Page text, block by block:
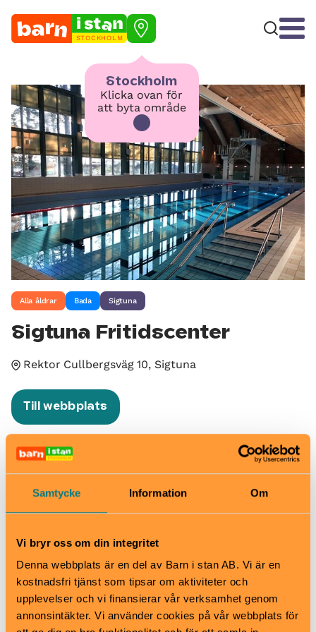
Samtycke Information Om
Vi bryr oss om din integritet
Denna webbplats är en del av Barn i stan AB. Vi är en
kostnadsfri tjänst som tipsar om aktiviteter och
upplevelser och vi finansierar vår verksamhet genom
annonsintäkter. Vi använder cookies på vår webbplats för
STOCKHOLM
Stockholm
Klicka ovan för
att byta område
Alla åldrar Bada Sigtuna
Sigtuna Fritidscenter
Rektor Cullbergsväg 10, Sigtuna
Till webbplats
Välkommen till Sigtuna Fritidscenter. Vi har
bassänger för olika aktiviteter som bad, motionssim,
simbassängen har vi en barnpool för de yngre barnen
och en varm bubbelpool.
När
Måndag till fredag 6.30-8, 14-21.30
Lördag till söndag 10-18.00
Se hemsida för avvikande tider
Pris